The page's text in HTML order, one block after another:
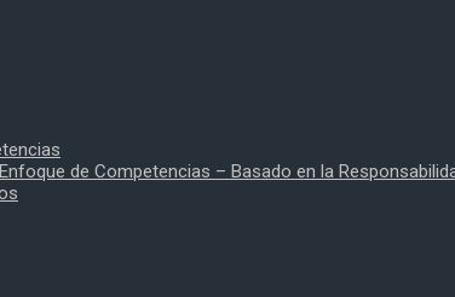
de Competencias – Basado en la